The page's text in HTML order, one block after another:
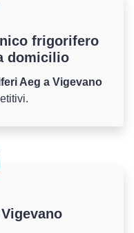
frigorifero
domicilio
Aeg a Vigevano
Vigevano